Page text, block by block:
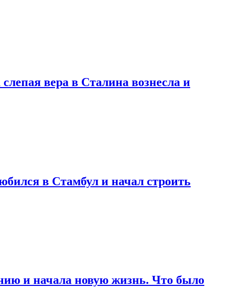
вера в Сталина вознесла и
в Стамбул и начал строить
и начала новую жизнь. Что было